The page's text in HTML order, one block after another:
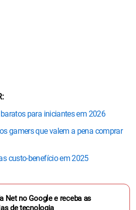
para iniciantes em 2026
gamers que valem a pena comprar
custo-benefício em 2025
Net no Google e receba as
de tecnologia